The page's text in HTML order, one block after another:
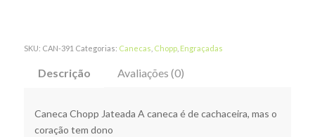
SKU: CAN-391 Categorias: Canecas Chopp, Engraçadas
Descrição Avaliações (0)
Caneca Chopp Jateada A caneca é de cachaceira, mas o
coração tem dono